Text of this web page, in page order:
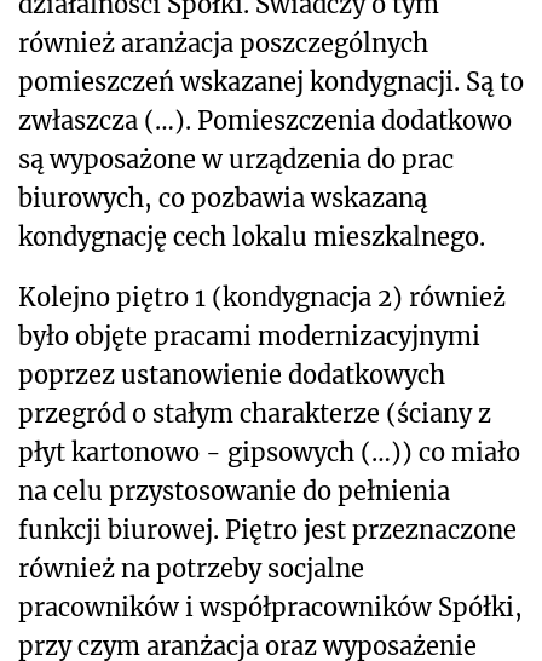
również aranżacja poszczególnych
pomieszczeń wskazanej kondygnacji. Są to
zwłaszcza (…). Pomieszczenia dodatkowo
są wyposażone w urządzenia do prac
biurowych, co pozbawia wskazaną
kondygnację cech lokalu mieszkalnego.
Kolejno piętro 1 (kondygnacja 2) również
było objęte pracami modernizacyjnymi
poprzez ustanowienie dodatkowych
przegród o stałym charakterze (ściany z
płyt kartonowo - gipsowych (…)) co miało
na celu przystosowanie do pełnienia
funkcji biurowej. Piętro jest przeznaczone
również na potrzeby socjalne
pracowników i współpracowników Spółki,
przy czym aranżacja oraz wyposażenie